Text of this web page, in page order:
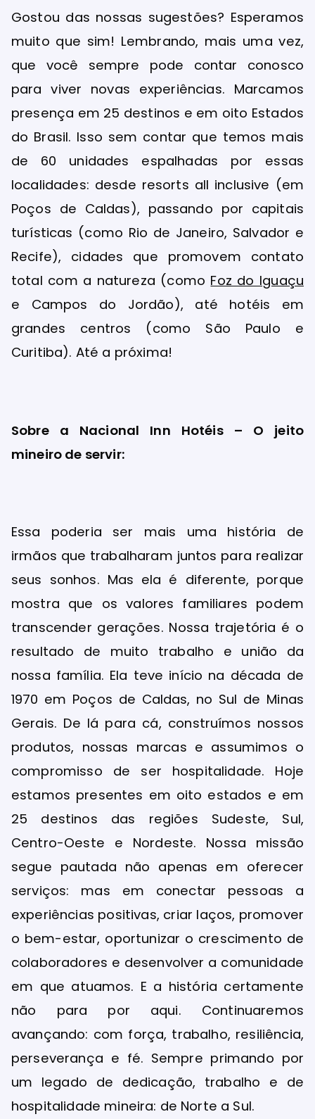
Gostou das nossas sugestões? Esperamos
muito que sim! Lembrando, mais uma vez,
que você sempre pode contar conosco
para viver novas experiências. Marcamos
presença em 25 destinos e em oito Estados
do Brasil. Isso sem contar que temos mais
de 60 unidades espalhadas por essas
localidades: desde resorts all inclusive (em
Poços de Caldas), passando por capitais
turísticas (como Rio de Janeiro, Salvador e
Recife), cidades que promovem contato
total com a natureza (como Foz do Iguaçu
e Campos do Jordão), até hotéis em
grandes centros (como São Paulo e
Curitiba). Até a próxima!
Sobre a Nacional Inn Hotéis – O jeito
mineiro de servir:
Essa poderia ser mais uma história de
irmãos que trabalharam juntos para realizar
seus sonhos. Mas ela é diferente, porque
mostra que os valores familiares podem
transcender gerações. Nossa trajetória é o
resultado de muito trabalho e união da
nossa família. Ela teve início na década de
1970 em Poços de Caldas, no Sul de Minas
Gerais. De lá para cá, construímos nossos
produtos, nossas marcas e assumimos o
compromisso de ser hospitalidade. Hoje
estamos presentes em oito estados e em
25 destinos das regiões Sudeste, Sul,
Centro-Oeste e Nordeste. Nossa missão
segue pautada não apenas em oferecer
serviços: mas em conectar pessoas a
experiências positivas, criar laços, promover
o bem-estar, oportunizar o crescimento de
colaboradores e desenvolver a comunidade
em que atuamos. E a história certamente
não para por aqui. Continuaremos
avançando: com força, trabalho, resiliência,
perseverança e fé. Sempre primando por
um legado de dedicação, trabalho e de
hospitalidade mineira: de Norte a Sul.